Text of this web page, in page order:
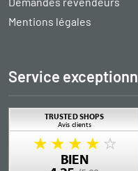
Mentions légales
Service